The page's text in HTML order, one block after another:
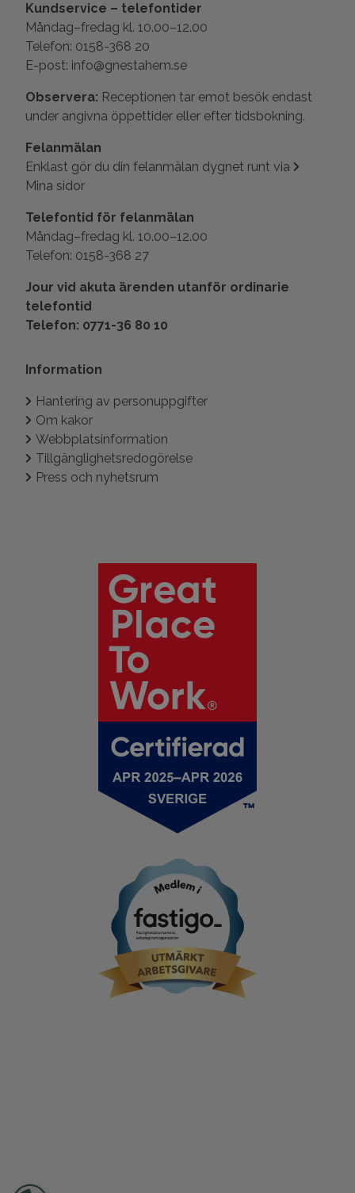
Kundservice – telefontider
Måndag–fredag kl. 10.00–12.00
Telefon: 0158-368 20
E-post: info@gnestahem.se
Observera: Receptionen tar emot besök endast
under angivna öppettider eller efter tidsbokning.
Felanmälan
Enklast gör du din felanmälan dygnet runt via
Mina sidor
Telefontid för felanmälan
Måndag–fredag kl. 10.00–12.00
Telefon: 0158-368 27
Jour vid akuta ärenden utanför ordinarie
telefontid
Telefon: 0771-36 80 10
Information
Hantering av personuppgifter
Om kakor
Webbplatsinformation
Tillgänglighetsredogörelse
Press och nyhetsrum